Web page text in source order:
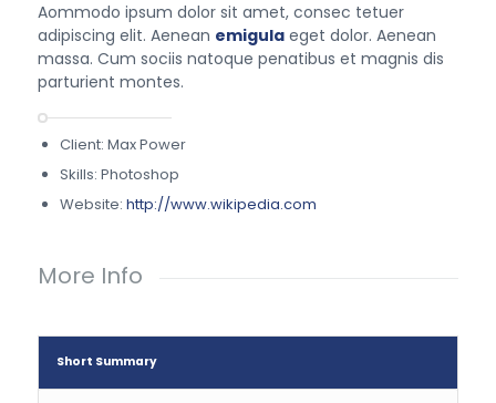
Aommodo ipsum dolor sit amet, consec tetuer
adipiscing elit. Aenean emigulaeget dolor. Aenean
massa. Cum sociis natoque penatibus et magnis dis
parturient montes.
Client: Max Power
Skills: Photoshop
Website: http://www.wikipedia.com
More Info
Short Summary